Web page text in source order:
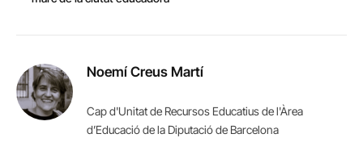
Noemí Creus Martí
Cap d'Unitat de Recursos Educatius de l'Àrea
d’Educació de la Diputació de Barcelona